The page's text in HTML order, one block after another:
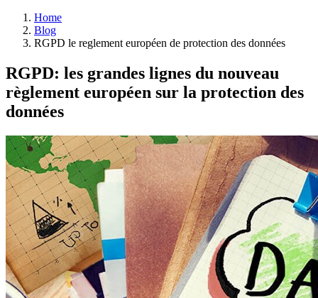
Home
Blog
RGPD le reglement européen de protection des données
RGPD: les grandes lignes du nouveau
règlement européen sur la protection des
données